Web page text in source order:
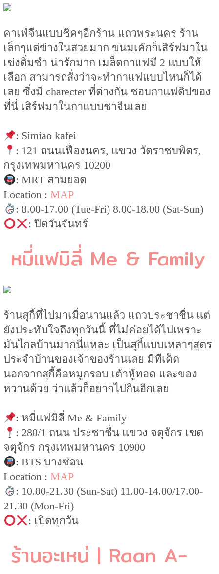
คาเฟ่จีนแบบชิคๆอีกร้าน แถวพระนคร ร้าน
เล็กๆแต่ข้างในสวยมาก ขนมเค้กก็เสิร์ฟมาใน
เข่งติ่มซำ น่ารักมาก เมล็ดกาแฟมี 2 แบบให้
เลือก สามารถสั่งว่าจะทำกาแฟแบบไหนก็ได้
เลย ซึ่งมี charecter ที่ต่างกัน ชอบกาแฟดิปของ
ที่นี่ เสิร์ฟมาในกาแบบชาจีนเลย
: Simiao kafei
: 121 ถนนเฟื่องนคร, แขวง วัดราชบพิตร,
กรุงเทพมหานคร 10200
: MRT สามยอด
Location : MAP
: 8.00-17.00 (Tue-Fri) 8.00-18.00 (Sat-Sun)
: ปิดวันจันทร์
หมี่แฟมิลี่ Me & Family
ร้านสุกี้ที่ไปมาเมื่อนานแล้ว แถวประชาชื่น แต่
ยังประทับใจถึงทุกวันนี้ ที่ไม่ค่อยได้ไปเพราะ
มันไกลบ้านมากนี่แหละ เป็นสุกี้แบบเหลาๆสูตร
ประจำบ้านของเจ้าของร้านเลย มีทีเด็ด
นอกจากสุกี้คือหมูกรอบ เต้าหู้ทอด และของ
หวานด้วย ว่าแล้วก็อยากไปกินอีกเลย
: หมี่แฟมิลี่ Me & Family
: 280/1 ถนน ประชาชื่น แขวง จตุจักร เขต
จตุจักร กรุงเทพมหานคร 10900
: BTS บางซ่อน
Location :MAP
: 10.00-21.30 (Sun-Sat) 11.00-14.00/17.00-
21.30 (Mon-Fri)
: เปิดทุกวัน
ร้านอะเหน่ | Raan A-